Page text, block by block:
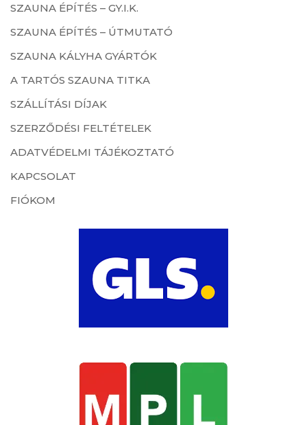
SZAUNA ÉPÍTÉS – GY.I.K.
SZAUNA ÉPÍTÉS – ÚTMUTATÓ
SZAUNA KÁLYHA GYÁRTÓK
A TARTÓS SZAUNA TITKA
SZÁLLÍTÁSI DÍJAK
SZERZŐDÉSI FELTÉTELEK
ADATVÉDELMI TÁJÉKOZTATÓ
KAPCSOLAT
FIÓKOM